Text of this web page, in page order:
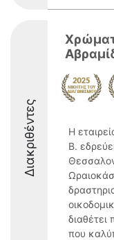
Διακριθέντες
Η
Β.
που